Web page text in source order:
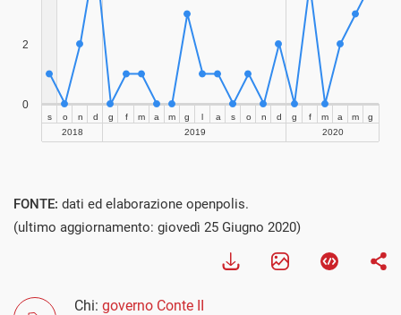
FONTE: dati ed elaborazione openpolis.
(ultimo aggiornamento: giovedì 25 Giugno 2020)
Chi: governo Conte II